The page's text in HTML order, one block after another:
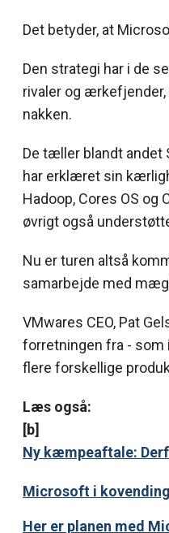
Det betyder, at
Den strategi har i de
rivaler og
nakken.
De tæller blandt andet
har erklæret sin
Hadoop, Cores OS
øvrigt også
Nu er turen altså
samarbejde med
VMwares CEO, Pat
forretningen fra - som
flere forskellige
Læs også:
[b]
Ny kæmpeaftale:
Microsoft i
Her er planen med